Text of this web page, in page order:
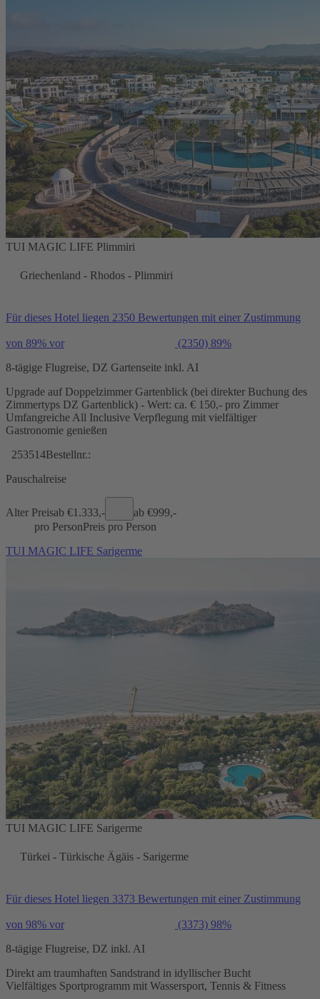
TUI MAGIC LIFE Plimmiri
Griechenland - Rhodos - Plimmiri
Für dieses Hotel liegen 2350 Bewertungen mit einer Zustimmung
von 89% vor (2350) 89%
8-tägige Flugreise, DZ Gartenseite inkl. AI
Upgrade auf Doppelzimmer Gartenblick (bei direkter Buchung des
Zimmertyps DZ Gartenblick) - Wert: ca. € 150,- pro Zimmer
Umfangreiche All Inclusive Verpflegung mit vielfältiger
Gastronomie genießen
253514Bestellnr.:
Pauschalreise
Alter Preisab €1.333,- ab €999,-
pro PersonPreis pro Person
TUI MAGIC LIFE Sarigerme
TUI MAGIC LIFE Sarigerme
Türkei - Türkische Ägäis - Sarigerme
Für dieses Hotel liegen 3373 Bewertungen mit einer Zustimmung
von 98% vor (3373) 98%
8-tägige Flugreise, DZ inkl. AI
Direkt am traumhaften Sandstrand in idyllischer Bucht
Vielfältiges Sportprogramm mit Wassersport, Tennis & Fitness